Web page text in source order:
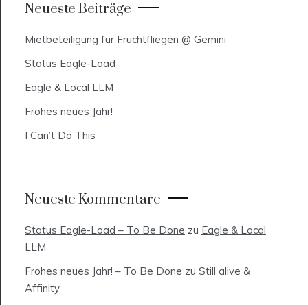
Neueste Beiträge
Mietbeteiligung für Fruchtfliegen @ Gemini
Status Eagle-Load
Eagle & Local LLM
Frohes neues Jahr!
I Can’t Do This
Neueste Kommentare
Status Eagle-Load – To Be Done zu Eagle & Local
LLM
Frohes neues Jahr! – To Be Done zu Still alive &
Affinity